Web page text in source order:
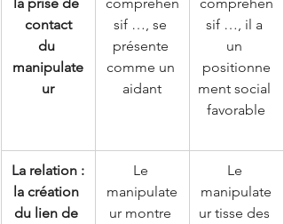
contact
du
manipulate
ur
sif …, se
présente
comme un
aidant
sif …, il a
un
positionne
ment social
favorable
La relation :
la création
du lien de
Le
manipulate
ur montre
Le
manipulate
ur tisse des